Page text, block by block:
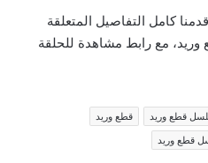
كامل التفاصيل المتعلقة
مع رابط مشاهدة للحلقة
قطع وريد
قطع وريد
قطع وريد